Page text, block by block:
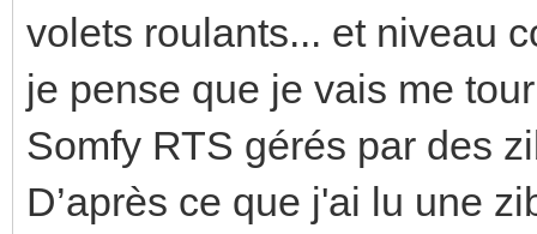
volets roulants... et niveau
je pense que je vais me
Somfy RTS gérés par des
D’après ce que j'ai lu une